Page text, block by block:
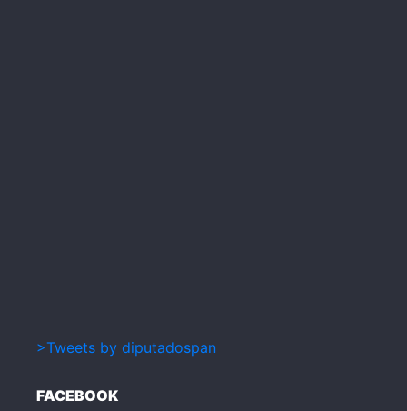
>Tweets by diputadospan
FACEBOOK